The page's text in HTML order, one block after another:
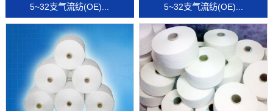
5~32支气流纺(OE)... 5~32支气流纺(OE)...